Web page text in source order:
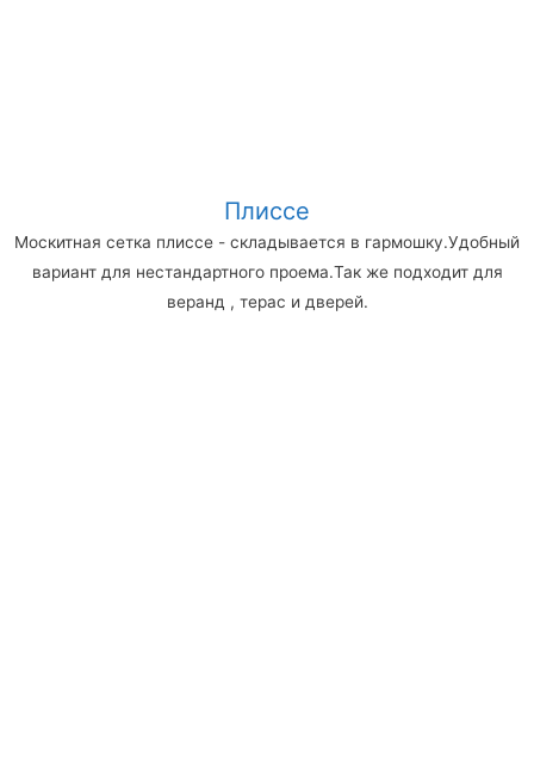
Плиссе
Москитная сетка плиссе - складывается в гармошку.Удобный
вариант для нестандартного проема.Так же подходит для
веранд , терас и дверей.